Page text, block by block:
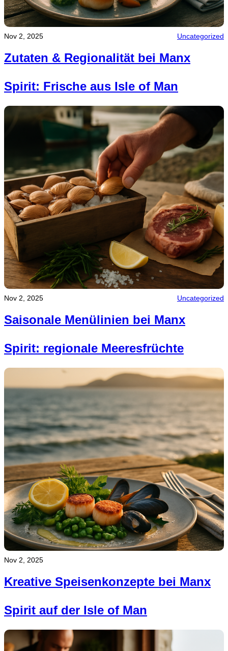
Nov 2, 2025 Uncategorized
Zutaten & Regionalität bei Manx
Spirit: Frische aus Isle of Man
Nov 2, 2025 Uncategorized
Saisonale Menülinien bei Manx
Spirit: regionale Meeresfrüchte
Nov 2, 2025
Kreative Speisenkonzepte bei Manx
Spirit auf der Isle of Man